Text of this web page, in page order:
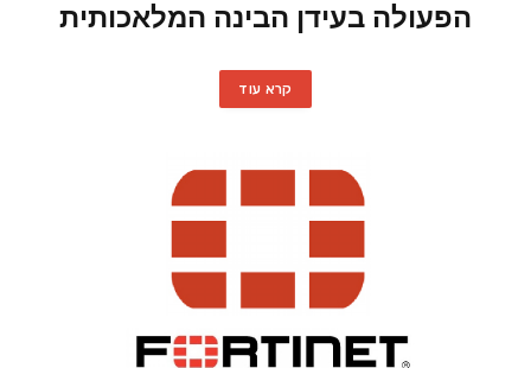
הפעולה בעידן הבינה המלאכותית
קרא עוד